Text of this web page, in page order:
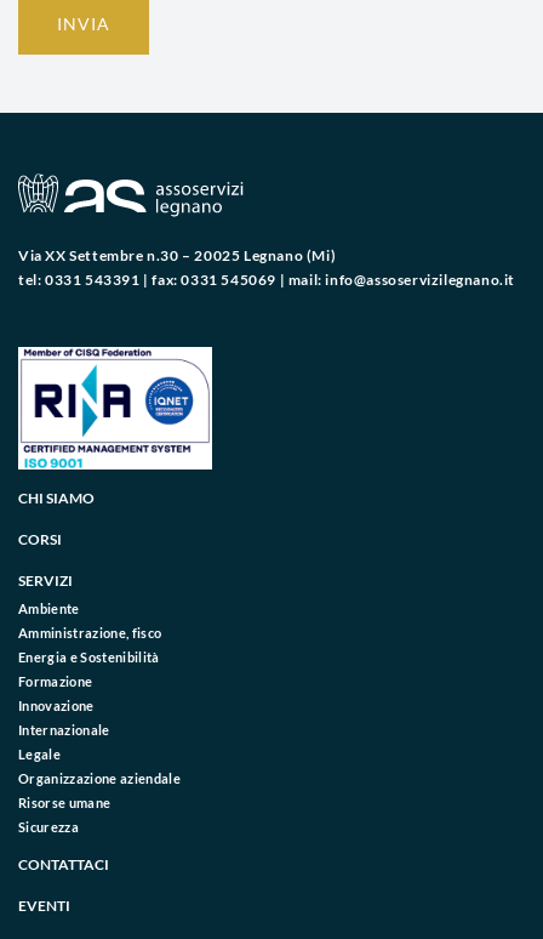
INVIA
Via XX Settembre n.30 – 20025 Legnano (Mi)
tel: 0331 543391 | fax: 0331 545069 | mail:info@assoservizilegnano.it
CHI SIAMO
CORSI
SERVIZI
Ambiente
Amministrazione, fisco
Energia e Sostenibilità
Formazione
Innovazione
Internazionale
Legale
Organizzazione aziendale
Risorse umane
Sicurezza
CONTATTACI
EVENTI